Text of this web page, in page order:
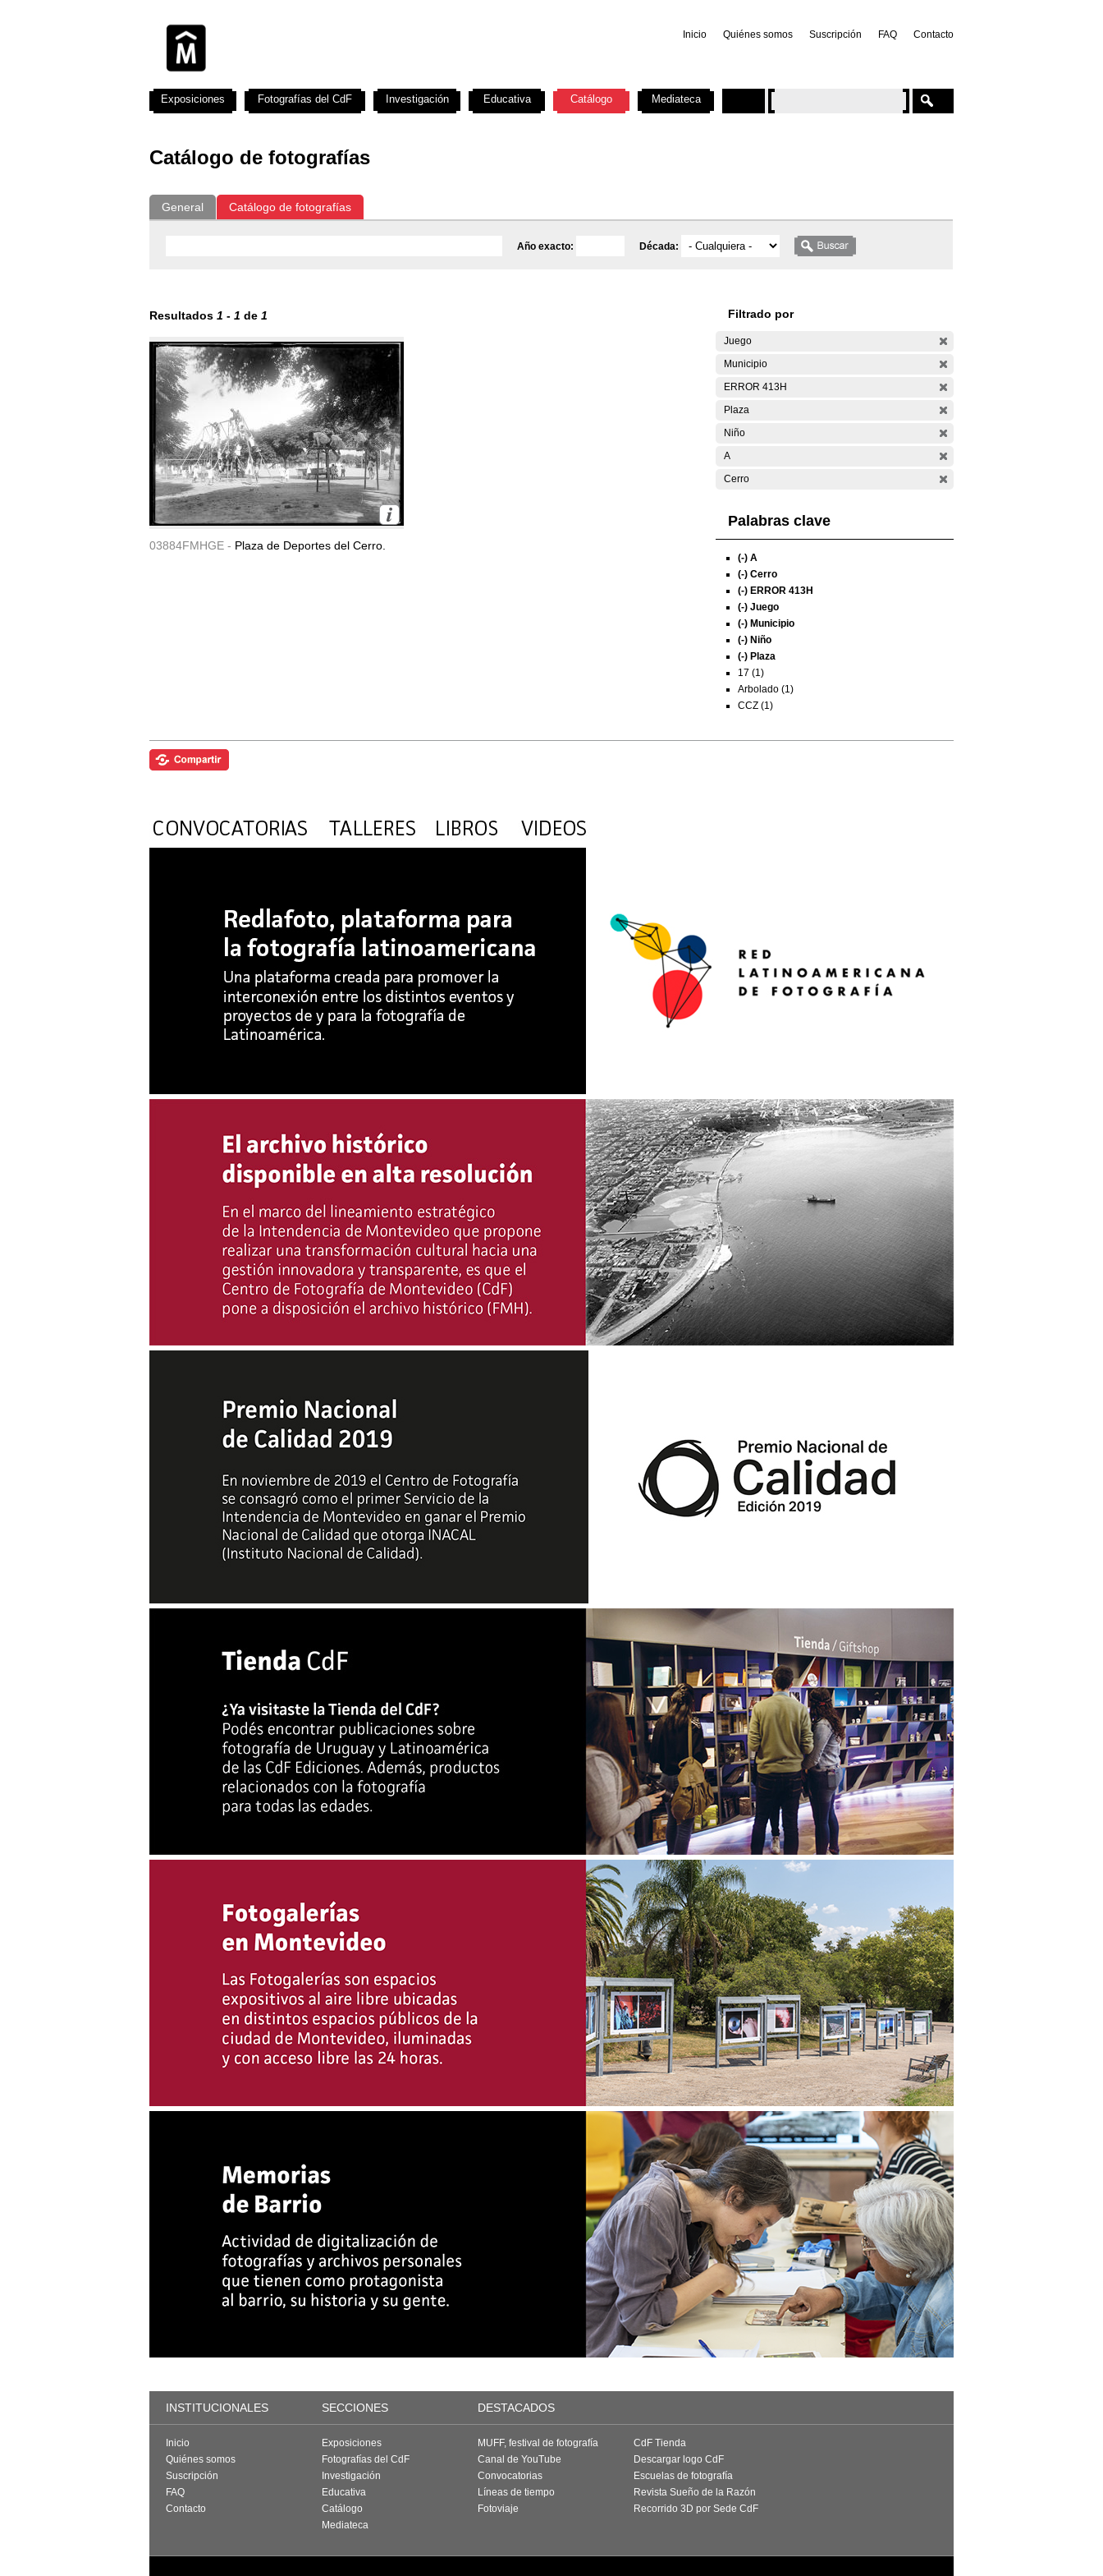
Inicio Quiénes somos Suscripción FAQ Contacto
Catálogo de fotografías
General Catálogo de fotografías
Año exacto: Década:
Resultados 1 - 1 de 1
03884FMHGE - Plaza de Deportes del Cerro.
Filtrado por
Juego
Municipio
ERROR 413H
Plaza
Niño
A
Cerro
Palabras clave
(-) A
(-) Cerro
(-) ERROR 413H
(-) Juego
(-) Municipio
(-) Niño
(-) Plaza
17 (1)
Arbolado (1)
CCZ (1)
Exposiciones Fotografías del CdF Investigación Educativa Catálogo Mediateca
INSTITUCIONALES SECCIONES DESTACADOS
Inicio
Quiénes somos
Suscripción
FAQ
Contacto
Exposiciones
Fotografías del CdF
Investigación
Educativa
Catálogo
Mediateca
MUFF, festival de fotografía
Canal de YouTube
Convocatorias
Líneas de tiempo
Fotoviaje
CdF Tienda
Descargar logo CdF
Escuelas de fotografía
Revista Sueño de la Razón
Recorrido 3D por Sede CdF